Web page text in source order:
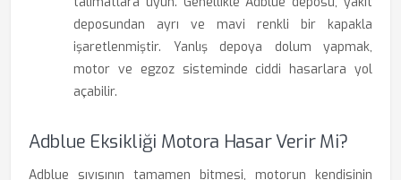
deposundan ayrı ve mavi renkli bir kapakla
işaretlenmiştir. Yanlış depoya dolum yapmak,
motor ve egzoz sisteminde ciddi hasarlara yol
açabilir.
Adblue Eksikliği Motora Hasar Verir Mi?
Adblue sıvısının tamamen bitmesi, motorun kendisinin